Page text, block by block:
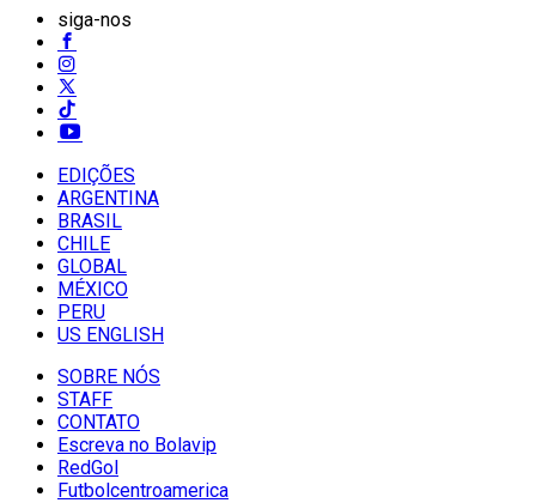
siga-nos
EDIÇÕES
ARGENTINA
BRASIL
CHILE
GLOBAL
MÉXICO
PERU
US ENGLISH
SOBRE NÓS
STAFF
CONTATO
Escreva no Bolavip
RedGol
Futbolcentroamerica